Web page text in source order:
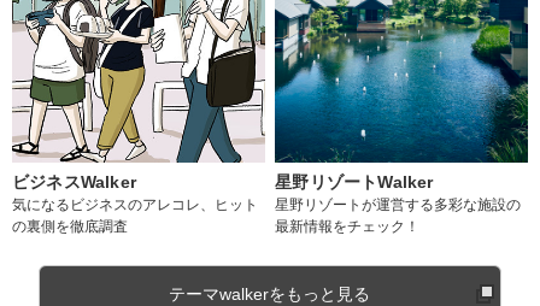
ビジネスWalker
気になるビジネスのアレコレ、ヒット
の裏側を徹底調査
星野リゾートWalker
星野リゾートが運営する多彩な施設の
最新情報をチェック！
テーマwalkerをもっと見る